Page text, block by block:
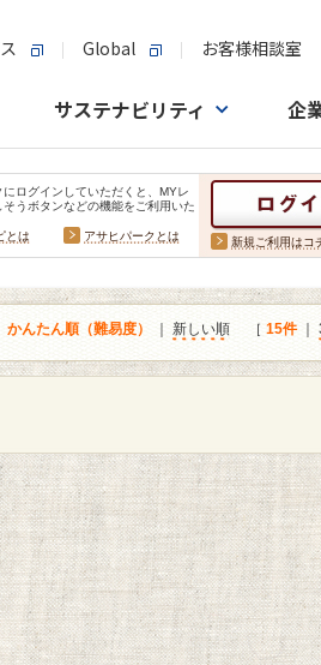
Global お客様相談室
サステナビリティ 企
にログインしていただくと、MYレ
そうボタンなどの機能をご利用いた
とは
アサヒパークとは 新規ご利用はコ
かんたん順（難易度） 新しい順 ［ 15件｜